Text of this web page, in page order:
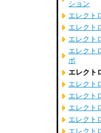
ション
エレクト
エレクト
エレクト
エレクト
ポ
エレクト
エレクト
エレクト
エレクト
エレクト
エレクト